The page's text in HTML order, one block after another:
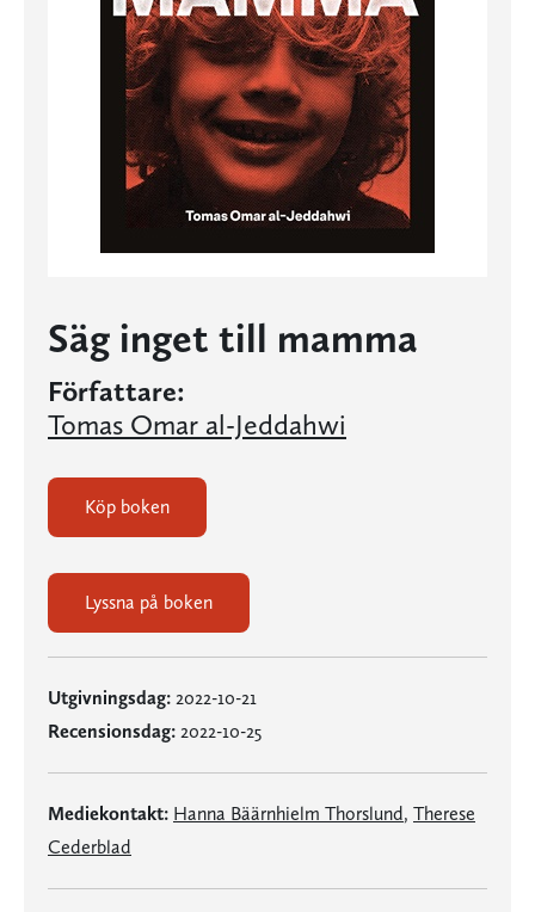
Säg inget till mamma
Författare:
Tomas Omar al-Jeddahwi
Köp boken
Lyssna på boken
Utgivningsdag: 2022-10-21
Recensionsdag: 2022-10-25
Mediekontakt: Hanna Bäärnhielm Thorslund, Therese
Cederblad